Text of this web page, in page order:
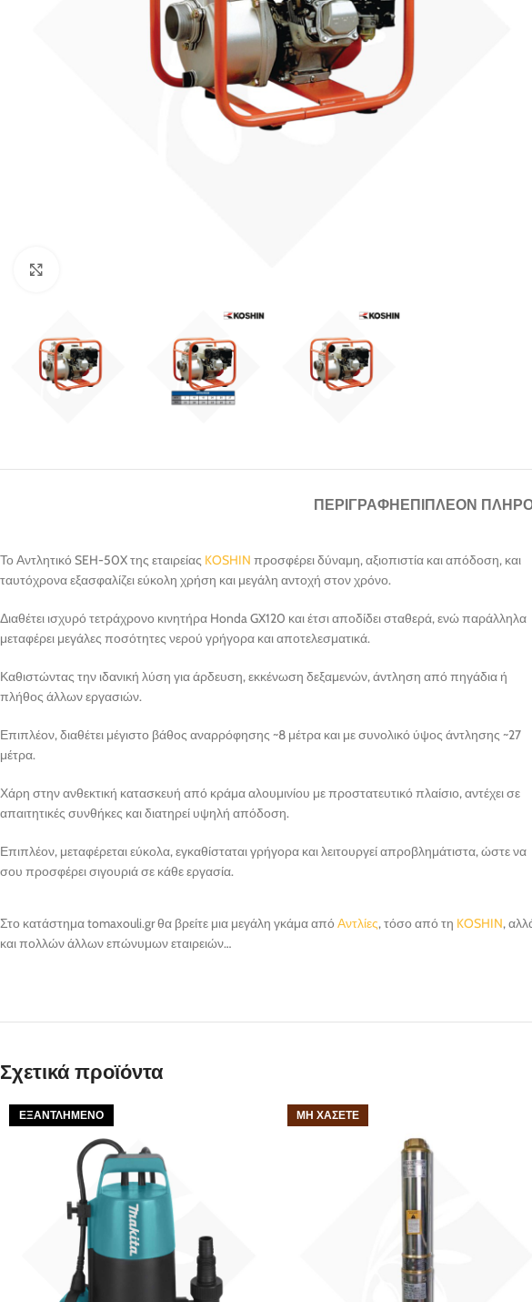
ΠΕΡΙΓΡΑΦΉΕΠΙΠΛΈΟΝ
Το Αντλητικό SEH-50X της εταιρείας KOSHIN προσφέρει δύναμη, αξιοπιστία και απόδοση, και
ταυτόχρονα εξασφαλίζει εύκολη χρήση και μεγάλη αντοχή στον χρόνο.
Διαθέτει ισχυρό τετράχρονο κινητήρα Honda GX120 και έτσι αποδίδει σταθερά, ενώ παράλληλα
μεταφέρει μεγάλες ποσότητες νερού γρήγορα και αποτελεσματικά.
Καθιστώντας την ιδανική λύση για άρδευση, εκκένωση δεξαμενών, άντληση από πηγάδια ή
πλήθος άλλων εργασιών.
Επιπλέον, διαθέτει μέγιστο βάθος αναρρόφησης ~8 μέτρα και με συνολικό ύψος άντλησης ~27
μέτρα.
Χάρη στην ανθεκτική κατασκευή από κράμα αλουμινίου με προστατευτικό πλαίσιο, αντέχει σε
απαιτητικές συνθήκες και διατηρεί υψηλή απόδοση.
Επιπλέον, μεταφέρεται εύκολα, εγκαθίσταται γρήγορα και λειτουργεί απροβλημάτιστα, ώστε να
σου προσφέρει σιγουριά σε κάθε εργασία.
Στο κατάστημα tomaxouli.gr θα βρείτε μια μεγάλη γκάμα από Αντλίες, τόσο από τη KOSHIN,
και πολλών άλλων επώνυμων εταιρειών…
Σχετικά προϊόντα
ΕΞΑΝΤΛΗΜΈΝΟ ΜΗ ΧΆΣΕΤΕ